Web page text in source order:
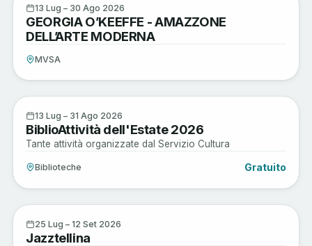
Arte e Cultura
13 Lug – 30 Ago 2026
GEORGIA O’KEEFFE - AMAZZONE
DELL’ARTE MODERNA
MVSA
Musica e Spettacoli
13 Lug – 31 Ago 2026
BiblioAttività dell'Estate 2026
Tante attività organizzate dal Servizio Cultura
Biblioteche Gratuito
Musica e Spettacoli
25 Lug – 12 Set 2026
Jazztellina